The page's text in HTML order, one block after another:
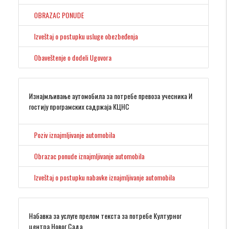
OBRAZAC PONUDE
Izveštaj o postupku usluge obezbeđenja
Obaveštenje o dodeli Ugovora
Изнајмљивање аутомобила за потребе превоза учесника И
гостију програмских садржаја КЦНС
Poziv iznajmljivanje automobila
Obrazac ponude iznajmljivanje automobila
Izveštaj o postupku nabavke iznajmljivanje automobila
Набавка за услуге прелом текста за потребе Културног
центра Новог Сада